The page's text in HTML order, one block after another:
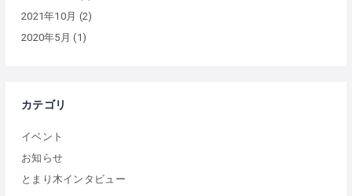
2021年10月 (2)
2020年5月 (1)
カテゴリ
イベント
お知らせ
とまり木インタビュー